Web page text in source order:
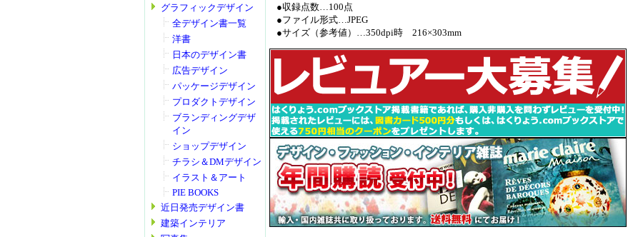
グラフィックデザイン
全デザイン書一覧
洋書
日本のデザイン書
広告デザイン
パッケージデザイン
プロダクトデザイン
ブランディングデザ
イン
ショップデザイン
チラシ＆DMデザイン
イラスト＆アート
PIE BOOKS
近日発売デザイン書
建築インテリア
●収録点数…100点
●ファイル形式…JPEG
●サイズ（参考値）…350dpi時 216×303mm